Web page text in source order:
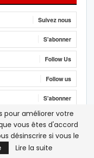
Suivez nous
S'abonner
Follow Us
Follow us
S'abonner
J'aime
pour améliorer votre
vous êtes d'accord
désinscrire si vous le
Lire la suite